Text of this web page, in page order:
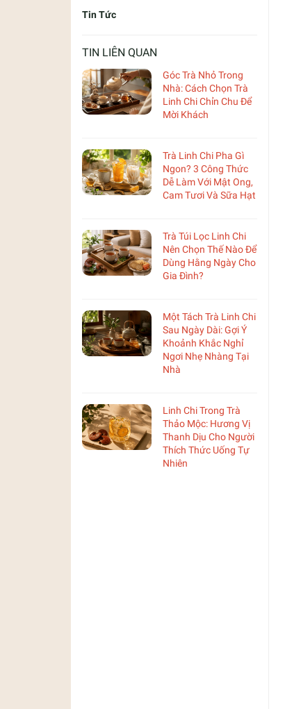
Tin Tức
TIN LIÊN QUAN
Góc Trà Nhỏ Trong
Nhà: Cách Chọn Trà
Linh Chi Chỉn Chu Để
Mời Khách
Trà Linh Chi Pha Gì
Ngon? 3 Công Thức
Dễ Làm Với Mật Ong,
Cam Tươi Và Sữa Hạt
Trà Túi Lọc Linh Chi
Nên Chọn Thế Nào Để
Dùng Hằng Ngày Cho
Gia Đình?
Một Tách Trà Linh Chi
Sau Ngày Dài: Gợi Ý
Khoảnh Khắc Nghỉ
Ngơi Nhẹ Nhàng Tại
Nhà
Linh Chi Trong Trà
Thảo Mộc: Hương Vị
Thanh Dịu Cho Người
Thích Thức Uống Tự
Nhiên